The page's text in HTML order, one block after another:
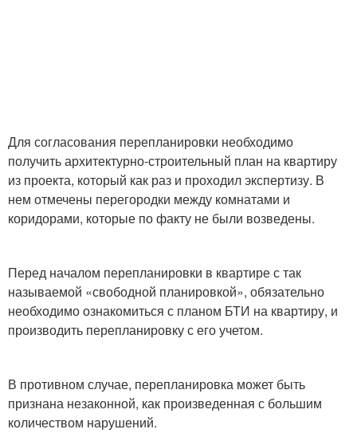
Для согласования перепланировки необходимо
получить архитектурно-строительный план на квартиру
из проекта, который как раз и проходил экспертизу. В
нем отмечены перегородки между комнатами и
коридорами, которые по факту не были возведены.
Перед началом перепланировки в квартире с так
называемой «свободной планировкой», обязательно
необходимо ознакомиться с планом БТИ на квартиру, и
производить перепланировку с его учетом.
В противном случае, перепланировка может быть
признана незаконной, как произведенная с большим
количеством нарушений.